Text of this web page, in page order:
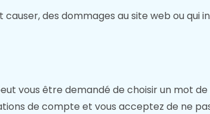
des dommages au site web ou qui
vous être demandé de choisir un mot de
de compte et vous acceptez de ne